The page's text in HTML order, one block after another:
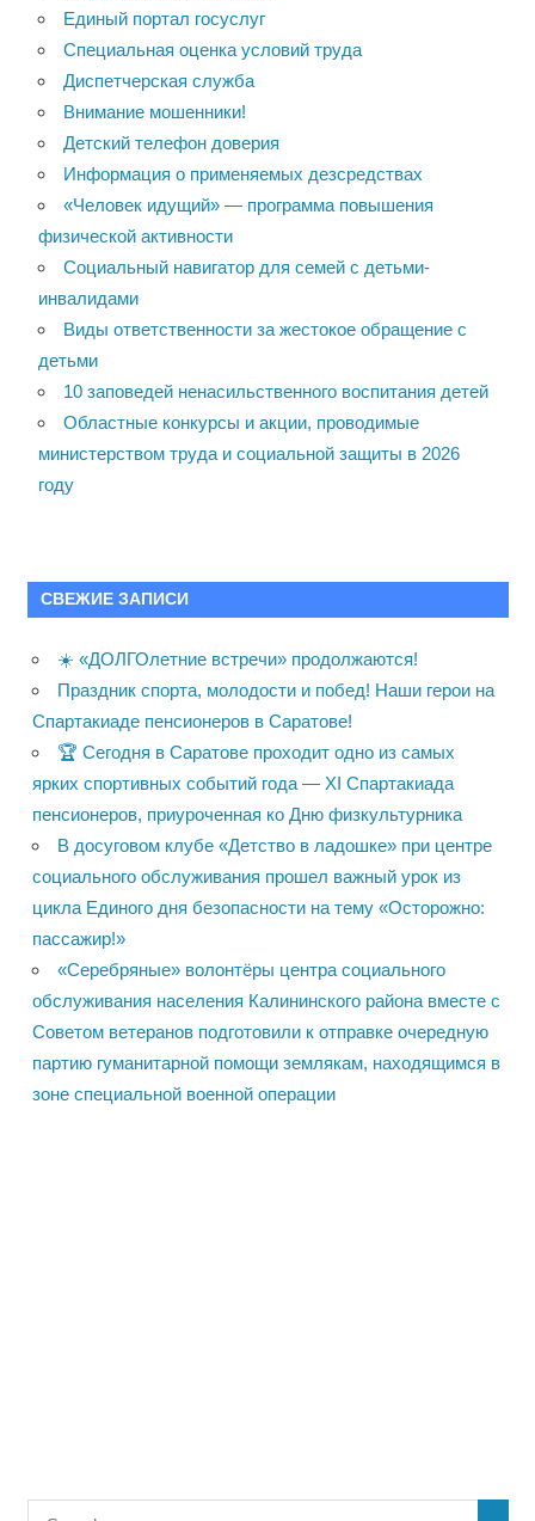
Единый портал госуслуг
Специальная оценка условий труда
Диспетчерская служба
Внимание мошенники!
Детский телефон доверия
Информация о применяемых дезсредствах
«Человек идущий» — программа повышения
физической активности
Социальный навигатор для семей с детьми-
инвалидами
Виды ответственности за жестокое обращение с
детьми
10 заповедей ненасильственного воспитания детей
Областные конкурсы и акции, проводимые
министерством труда и социальной защиты в 2026
году
СВЕЖИЕ ЗАПИСИ
☀️ «ДОЛГОлетние встречи» продолжаются!
Праздник спорта, молодости и побед! Наши герои на
Спартакиаде пенсионеров в Саратове!
🏆 Сегодня в Саратове проходит одно из самых
ярких спортивных событий года — XI Спартакиада
пенсионеров, приуроченная ко Дню физкультурника
В досуговом клубе «Детство в ладошке» при центре
социального обслуживания прошел важный урок из
цикла Единого дня безопасности на тему «Осторожно:
пассажир!»
«Серебряные» волонтёры центра социального
обслуживания населения Калининского района вместе с
Советом ветеранов подготовили к отправке очередную
партию гуманитарной помощи землякам, находящимся в
зоне специальной военной операции